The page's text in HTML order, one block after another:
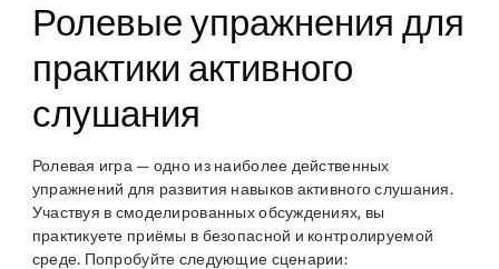
Ролевые упражнения для
практики активного
слушания
Ролевая игра — одно из наиболее действенных
упражнений для развития навыков активного слушания.
Участвуя в смоделированных обсуждениях, вы
практикуете приёмы в безопасной и контролируемой
среде. Попробуйте следующие сценарии: